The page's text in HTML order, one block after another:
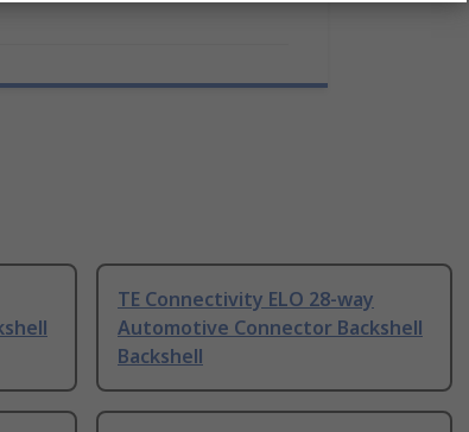
TE Connectivity ELO 28-way
Automotive Connector Backshell
Backshell